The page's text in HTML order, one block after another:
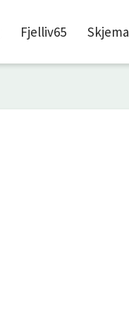
Fjelliv65 Skjema